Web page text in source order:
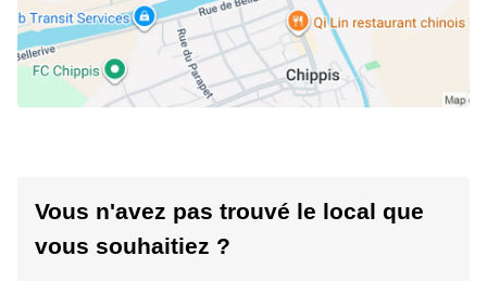
Vous n'avez pas trouvé le local que
vous souhaitiez ?